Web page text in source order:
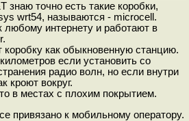
знаю точно есть такие коробки,
wrt54, называются - microcell.
любому интернету и работают в
как обыкновенную станцию.
если установить со
радио волн, но если внутри
кроют вокруг.
в местах с плохим покрытием.
привязано к мобильному оператору.